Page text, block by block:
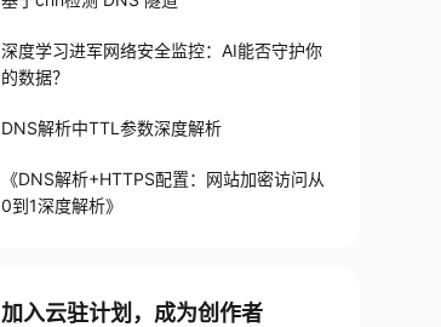
深度学习进军网络安全监控：AI能否守护你
的数据？
DNS解析中TTL参数深度解析
《DNS解析+HTTPS配置：网站加密访问从
0到1深度解析》
加入云驻计划，成为创作者